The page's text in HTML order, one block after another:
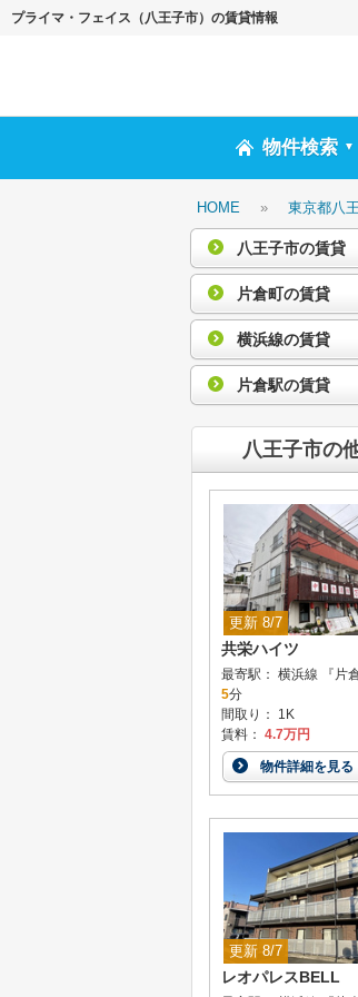
プライマ・フェイス（八王子市）の賃貸情報
物件検索 ▼
HOME » 東京都八
八王子市の賃貸
片倉町の賃貸
横浜線の賃貸
片倉駅の賃貸
八王子市の
更新 8/7
共栄ハイツ
最寄駅： 横浜線 『片
5分
間取り： 1K
賃料： 4.7万円
物件詳細を見る
更新 8/7
レオパレスBELL